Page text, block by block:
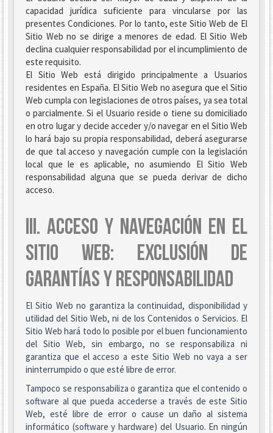
capacidad jurídica suficiente para vincularse por las
presentes Condiciones. Por lo tanto, este Sitio Web de El
Sitio Web no se dirige a menores de edad. El Sitio Web
declina cualquier responsabilidad por el incumplimiento de
este requisito.
El Sitio Web está dirigido principalmente a Usuarios
residentes en España. El Sitio Web no asegura que el Sitio
Web cumpla con legislaciones de otros países, ya sea total
o parcialmente. Si el Usuario reside o tiene su domiciliado
en otro lugar y decide acceder y/o navegar en el Sitio Web
lo hará bajo su propia responsabilidad, deberá asegurarse
de que tal acceso y navegación cumple con la legislación
local que le es aplicable, no asumiendo El Sitio Web
responsabilidad alguna que se pueda derivar de dicho
acceso.
III. ACCESO Y NAVEGACIÓN EN EL
SITIO WEB: EXCLUSIÓN DE
GARANTÍAS Y RESPONSABILIDAD
El Sitio Web no garantiza la continuidad, disponibilidad y
utilidad del Sitio Web, ni de los Contenidos o Servicios. El
Sitio Web hará todo lo posible por el buen funcionamiento
del Sitio Web, sin embargo, no se responsabiliza ni
garantiza que el acceso a este Sitio Web no vaya a ser
ininterrumpido o que esté libre de error.
Tampoco se responsabiliza o garantiza que el contenido o
software al que pueda accederse a través de este Sitio
Web, esté libre de error o cause un daño al sistema
informático (software y hardware) del Usuario. En ningún